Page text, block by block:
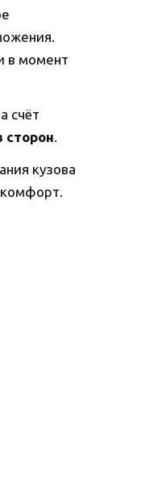
в момент
счёт
сторон
кузова